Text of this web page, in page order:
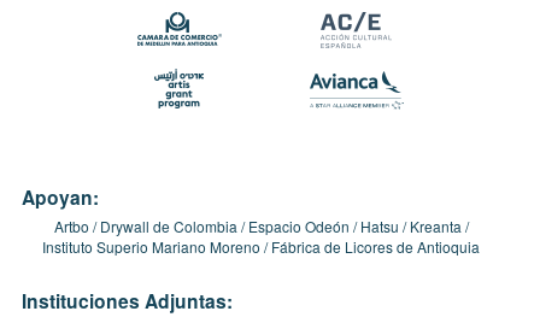
Apoyan:
Artbo Drywall de Colombia Espacio Odeón Hatsu
Kreanta
Instituto Superio Mariano Moreno
Fábrica de Licores de Antioquia
Instituciones Adjuntas: